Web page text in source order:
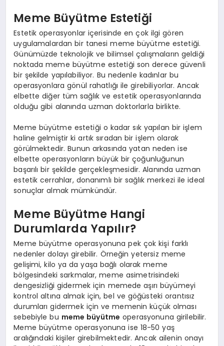
Meme Büyütme Estetiği
Estetik operasyonlar içerisinde en çok ilgi gören
uygulamalardan bir tanesi meme büyütme estetiği.
Günümüzde teknolojik ve bilimsel çalışmaların geldiği
noktada meme büyütme estetiği son derece güvenli
bir şekilde yapılabiliyor. Bu nedenle kadınlar bu
operasyonlara gönül rahatlığı ile girebiliyorlar. Ancak
elbette diğer tüm sağlık ve estetik operasyonlarında
olduğu gibi alanında uzman doktorlarla birlikte.
Meme büyütme estetiği o kadar sık yapılan bir işlem
haline gelmiştir ki artık sıradan bir işlem olarak
görülmektedir. Bunun arkasında yatan neden ise
elbette operasyonların büyük bir çoğunluğunun
başarılı bir şekilde gerçekleşmesidir. Alanında uzman
estetik cerrahlar, donanımlı bir sağlık merkezi ile ideal
sonuçlar almak mümkündür.
Meme Büyütme Hangi
Durumlarda Yapılır?
Meme büyütme operasyonuna pek çok kişi farklı
nedenler dolayı girebilir. Örneğin yetersiz meme
gelişimi, kilo ya da yaşa bağlı olarak meme
bölgesindeki sarkmalar, meme asimetrisindeki
dengesizliği gidermek için memede aşırı büyümeyi
kontrol altına almak için, bel ve göğüsteki orantısız
durumları gidermek için ve memenin küçük olması
sebebiyle bu meme büyütme operasyonuna girilebilir.
Meme büyütme operasyonuna ise 18-50 yaş
aralığındaki kişiler girebilmektedir. Ancak ailenin onayı